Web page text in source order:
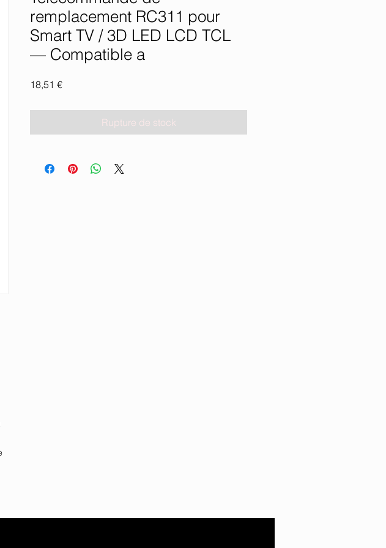
remplacement RC311 pour
Smart TV / 3D LED LCD TCL
— Compatible a
18,51 €Prix
Rupture de stock